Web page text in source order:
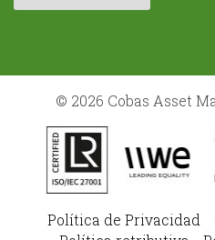
© 2026 Cobas Asset
Política de Privacidad